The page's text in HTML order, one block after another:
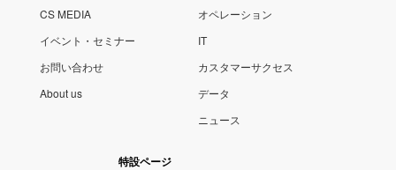
CS MEDIA
イベント・セミナー
お問い合わせ
About us
オペレーション
IT
カスタマーサクセス
データ
ニュース
特設ページ